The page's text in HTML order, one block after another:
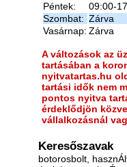
Péntek:
09:00-
Szombat: Zárva
Vasárnap: Zárva
A változások az
tartásában a
nyitvatartas.hu
tartási idők nem
pontos nyitva
érdeklődjön
vállalkozásnál
Keresőszavak
botorosbolt,